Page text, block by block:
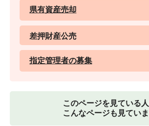
県有資産売却
差押財産公売
指定管理者の募集
このページを見ている
こんなページも見てい